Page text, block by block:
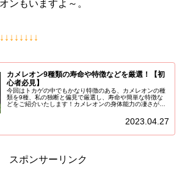
ンもいますよ～。
カメレオン9種類の寿命や特徴などを厳選！【初
心者必見】
今回はトカゲの中でもかなり特徴のある、カメレオンの種
類を9種、私の独断と偏見で厳選し、寿命や簡単な特徴な
どをご紹介いたします！カメレオンの身体能力の凄さがわ
2023.04.27
スポンサーリンク